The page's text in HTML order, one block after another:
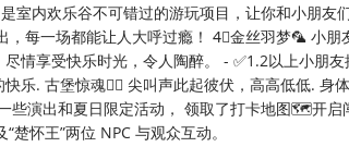
室内欢乐谷不可错过的游玩项目，让你和小朋友
，每一场都能让人大呼过瘾！ 4⃣️金丝羽梦🦜 小
情享受快乐时光，令人陶醉。 - ✅1.2以上小朋
乐. 古堡惊魂🏴‍☠ 尖叫声此起彼伏，高高低低. 身
些演出和夏日限定活动， 领取了打卡地图🗺开
楚怀王”两位 NPC 与观众互动。